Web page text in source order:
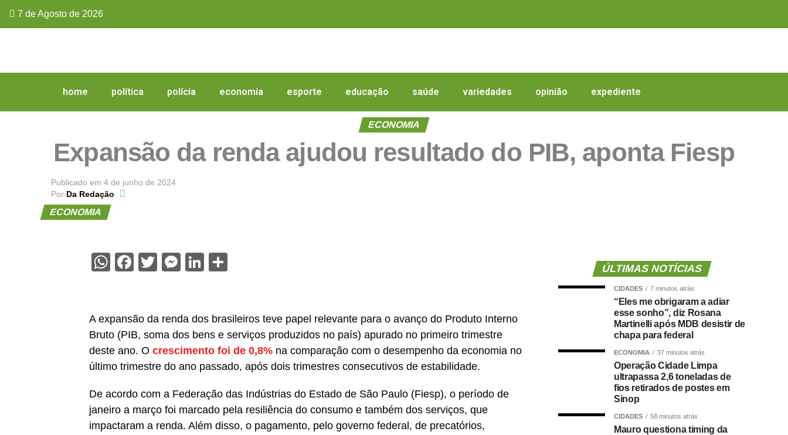
7 de Agosto de 2026
home política polícia economia esporte educação saúde variedades opinião expediente
ECONOMIA
Expansão da renda ajudou resultado do PIB, aponta Fiesp
Publicado em 4 de junho de 2024
Por Da Redação
ECONOMIA
WhatsApp
Facebook
Twitter
Messenger
LinkedIn
A expansão da renda dos brasileiros teve papel relevante para o avanço do Produto Interno
Bruto (PIB, soma dos bens e serviços produzidos no país) apurado no primeiro trimestre
deste ano. O crescimento foi de 0,8% na comparação com o desempenho da economia no
último trimestre do ano passado, após dois trimestres consecutivos de estabilidade.
De acordo com a Federação das Indústrias do Estado de São Paulo (Fiesp), o período de
janeiro a março foi marcado pela resiliência do consumo e também dos serviços, que
impactaram a renda. Além disso, o pagamento, pelo governo federal, de precatórios,
ÚLTIMAS NOTÍCIAS
CIDADES 7 minutos atrás
“Eles me obrigaram a adiar
esse sonho”, diz Rosana
Martinelli após MDB desistir de
chapa para federal
ECONOMIA 37 minutos atrás
Operação Cidade Limpa
ultrapassa 2,6 toneladas de
fios retirados de postes em
Sinop
CIDADES 58 minutos atrás
Mauro questiona timing da